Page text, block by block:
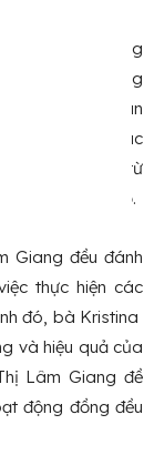
: Tăng
: Chương
hiện các dự án
hệ thống. Các
triển khai từ
nhanh tiến độ.
Giang đều đánh
thực hiện các
đó, bà Kristina
và hiệu quả của
Lâm Giang đề
động đồng đều